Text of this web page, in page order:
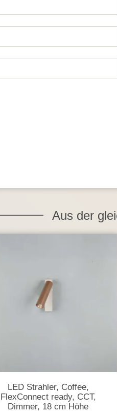
Aus der
LED Strahler, Coffee,
FlexConnect ready, CCT,
Dimmer, 18 cm Höhe